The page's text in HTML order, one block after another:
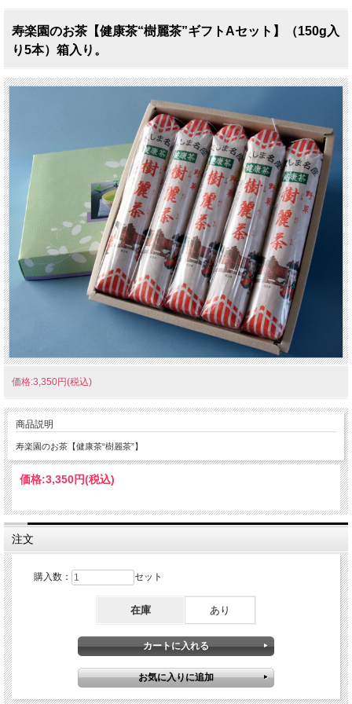
寿楽園のお茶【健康茶“樹麗茶”ギフトAセット】（150g入
り5本）箱入り。
価格:3,350円(税込)
商品説明
寿楽園のお茶【健康茶“樹麗茶”】
価格:3,350円(税込)
注文
購入数： セット
在庫 あり